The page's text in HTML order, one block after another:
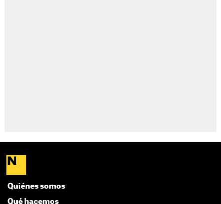
Quiénes somos
Qué hacemos